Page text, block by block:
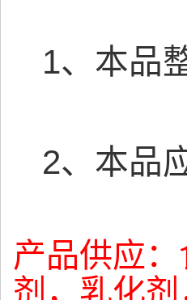
1、本品
2、本品
产品供应
剂，乳化